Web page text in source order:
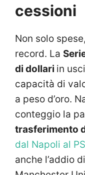
cessioni
Non solo
record. La
di dollari in
capacità di
a peso d’oro.
conteggio la
trasferimento
dal Napoli al
anche l’addio